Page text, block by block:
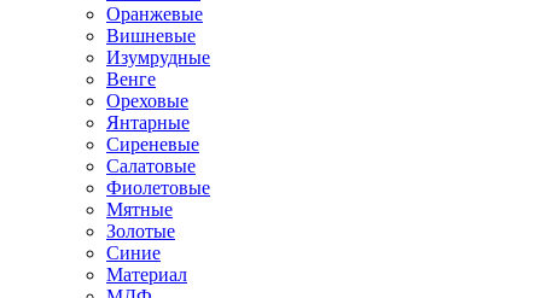
Оранжевые
Вишневые
Изумрудные
Венге
Ореховые
Янтарные
Сиреневые
Салатовые
Фиолетовые
Мятные
Золотые
Синие
Материал